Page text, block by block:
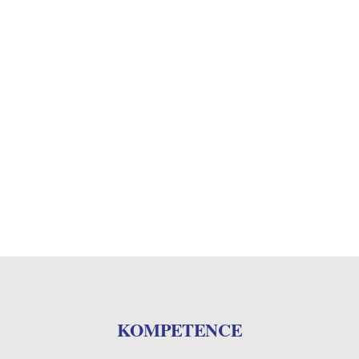
KOMPETENCE